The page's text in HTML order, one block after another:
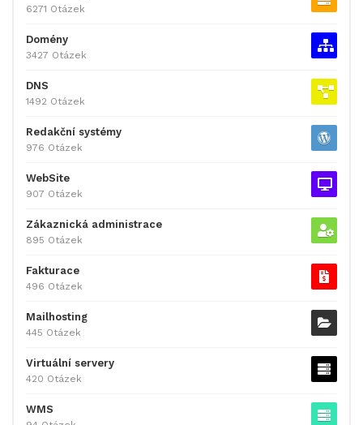
6271 Otázek
Domény
3427 Otázek
DNS
1492 Otázek
Redakční systémy
976 Otázek
WebSite
907 Otázek
Zákaznická administrace
895 Otázek
Fakturace
496 Otázek
Mailhosting
445 Otázek
Virtuální servery
420 Otázek
WMS